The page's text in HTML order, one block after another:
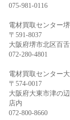
075-981-0116
電材買取センター
〒591-8037
大阪府堺市北区百
072-280-4801
電材買取センター
〒574-0017
大阪府大東市津の
店内
072-800-8660